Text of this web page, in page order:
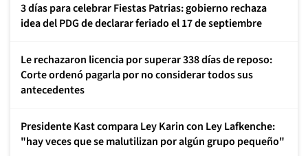
3 días para celebrar Fiestas Patrias: gobierno rechaza
idea del PDG de declarar feriado el 17 de septiembre
Le rechazaron licencia por superar 338 días de reposo:
Corte ordenó pagarla por no considerar todos sus
antecedentes
Presidente Kast compara Ley Karin con Ley Lafkenche:
"hay veces que se malutilizan por algún grupo pequeño"